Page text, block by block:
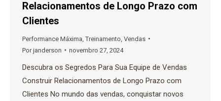
Relacionamentos de Longo Prazo com
Clientes
Performance Máxima ,Treinamento Vendas
Porjanderson novembro 27, 2024
Descubra os Segredos Para Sua Equipe de Vendas
Construir Relacionamentos de Longo Prazo com
Clientes No mundo das vendas, conquistar novos